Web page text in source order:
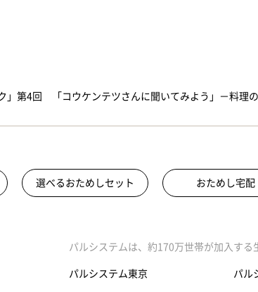
」第4回 「コウケンテツさんに聞いてみよう」－料理
選べるおためしセット おためし宅配
パルシステムは、約170万世帯が加入する
パルシステム東京 パル